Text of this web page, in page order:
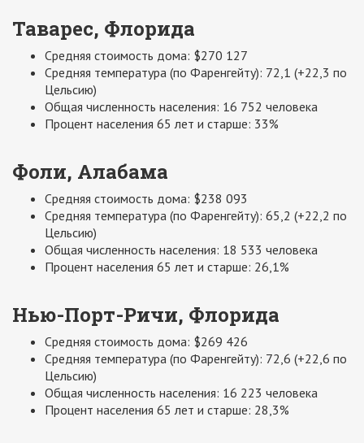
Таварес, Флорида
Средняя стоимость дома: $270 127
Средняя температура (по Фаренгейту): 72,1 (+22,3 по
Цельсию)
Общая численность населения: 16 752 человека
Процент населения 65 лет и старше: 33%
Фоли, Алабама
Средняя стоимость дома: $238 093
Средняя температура (по Фаренгейту): 65,2 (+22,2 по
Цельсию)
Общая численность населения: 18 533 человека
Процент населения 65 лет и старше: 26,1%
Нью-Порт-Ричи, Флорида
Средняя стоимость дома: $269 426
Средняя температура (по Фаренгейту): 72,6 (+22,6 по
Цельсию)
Общая численность населения: 16 223 человека
Процент населения 65 лет и старше: 28,3%